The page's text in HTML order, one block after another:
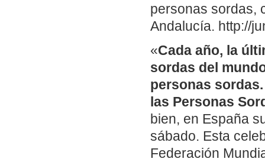
personas sordas,
Andalucía. http://
«Cada año, la
sordas del
personas
las Personas
bien, en España
sábado. Esta
Federación